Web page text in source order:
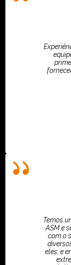
Temos
ASM e
com o
eles, e